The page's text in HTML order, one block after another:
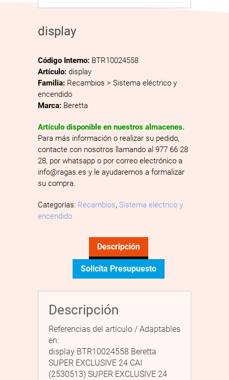
display
Código Interno: BTR10024558
Artículo: display
Familia: Recambios > Sistema eléctrico y
encendido
Marca: Beretta
Artículo disponible en nuestros almacenes.
Para más información o realizar su pedido,
contacte con nosotros llamando al 977 66 28
28, por whatsapp o por correo electrónico a
info@ragas.es y le ayudaremos a formalizar
su compra.
Categorías: Recambios, Sistema eléctrico y
encendido
Descripción
Solicita Presupuesto
Descripción
Referencias del artículo / Adaptables
en:
display BTR10024558 Beretta
SUPER EXCLUSIVE 24 CAI
(2530513) SUPER EXCLUSIVE 24